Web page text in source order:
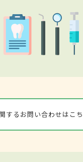
するお問い合わせはこ